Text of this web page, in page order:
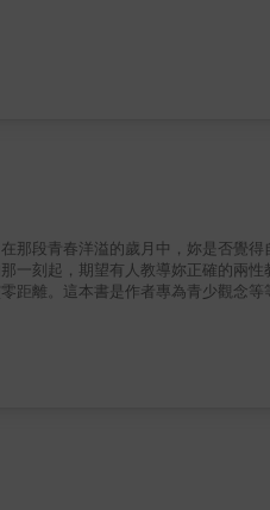
段青春洋溢的歲月中，妳是否覺得
一刻起，期望有人教導妳正確的兩性
離。這本書是作者專為青少觀念等